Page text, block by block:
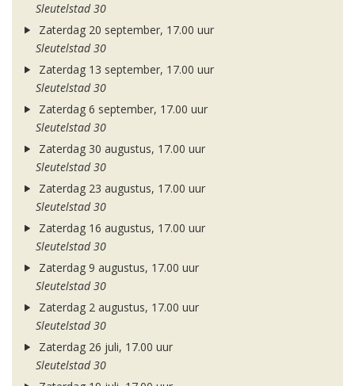
Sleutelstad 30
Zaterdag 20 september, 17.00 uur
Sleutelstad 30
Zaterdag 13 september, 17.00 uur
Sleutelstad 30
Zaterdag 6 september, 17.00 uur
Sleutelstad 30
Zaterdag 30 augustus, 17.00 uur
Sleutelstad 30
Zaterdag 23 augustus, 17.00 uur
Sleutelstad 30
Zaterdag 16 augustus, 17.00 uur
Sleutelstad 30
Zaterdag 9 augustus, 17.00 uur
Sleutelstad 30
Zaterdag 2 augustus, 17.00 uur
Sleutelstad 30
Zaterdag 26 juli, 17.00 uur
Sleutelstad 30